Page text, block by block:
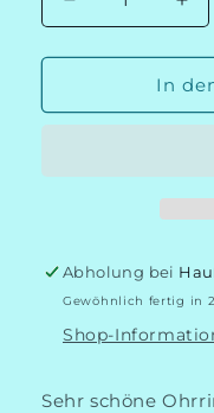
Verringere
die
Menge
Quarz
die
für
In
Abholung bei
Gewöhnlich fertig in
Shop-
Sehr schöne